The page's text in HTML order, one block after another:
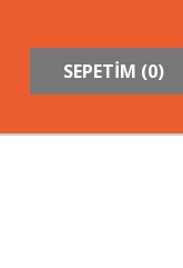
SEPETİM (0)